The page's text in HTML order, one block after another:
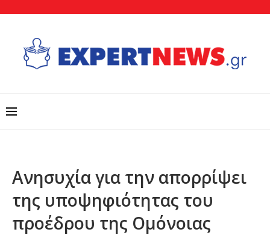
Aνησυχία για την απορρίψει
της υποψηφιότητας του
προέδρου της Ομόνοιας